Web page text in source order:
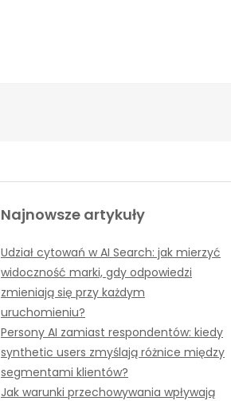
Najnowsze artykuły
Udział cytowań w AI Search: jak mierzyć
widoczność marki, gdy odpowiedzi
zmieniają się przy każdym
uruchomieniu?
Persony AI zamiast respondentów: kiedy
synthetic users zmyślają różnice między
segmentami klientów?
Jak warunki przechowywania wpływają